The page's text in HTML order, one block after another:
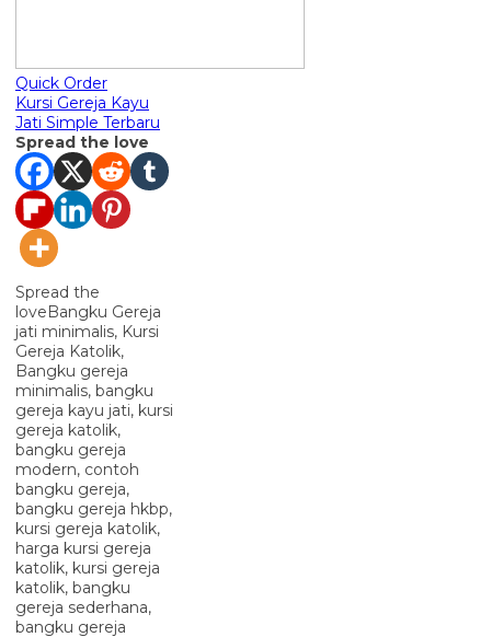
Quick Order
Kursi Gereja Kayu
Jati Simple Terbaru
Spread the love
Spread the
loveBangku Gereja
jati minimalis, Kursi
Gereja Katolik,
Bangku gereja
minimalis, bangku
gereja kayu jati, kursi
gereja katolik,
bangku gereja
modern, contoh
bangku gereja,
bangku gereja hkbp,
kursi gereja katolik,
harga kursi gereja
katolik, kursi gereja
katolik, bangku
gereja sederhana,
bangku gereja